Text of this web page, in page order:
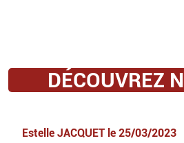
DÉCOUVREZ
Estelle JACQUET le 25/03/2023